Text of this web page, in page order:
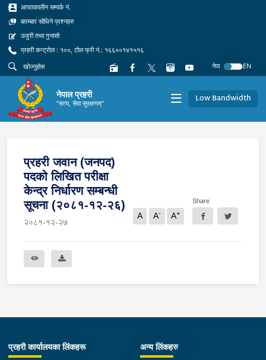
आपतकालीन सम्पर्क नं.
बारम्बार सोधिने प्रश्नहरु
उजुरी तथा गुनासो
प्रहरी कन्ट्रोल : १००, टोल फ्री नं.: १६६००१४१५१६
नेपा
EN
नेपाल प्रहरी
"सत्य, सेवा सुरक्षणम्" Low Bandwidth
प्रहरी जवान (जनपद)
पदको लिखित परीक्षा
केन्द्र निर्धारण सम्बन्धी
सूचना (२०८१-१२-२६)
२०८१-१२-२७
A A- A+
Share
प्रहरी कार्यालयका लिंकहरू अन्य लिंकहरु